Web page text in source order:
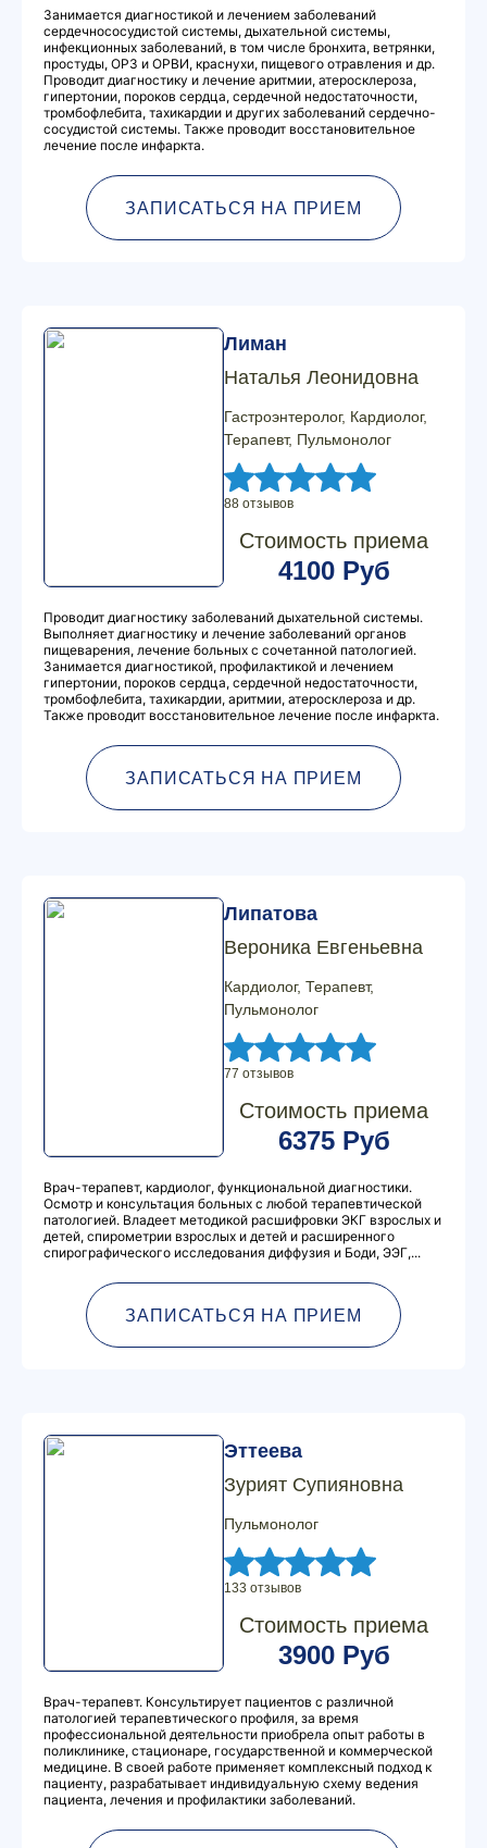
Занимается диагностикой и лечением заболеваний
сердечнососудистой системы, дыхательной системы,
инфекционных заболеваний, в том числе бронхита, ветрянки,
простуды, ОРЗ и ОРВИ, краснухи, пищевого отравления и др.
Проводит диагностику и лечение аритмии, атеросклероза,
гипертонии, пороков сердца, сердечной недостаточности,
тромбофлебита, тахикардии и других заболеваний сердечно-
сосудистой системы. Также проводит восстановительное
лечение после инфаркта.
ЗАПИСАТЬСЯ НА ПРИЕМ
Лиман
Наталья Леонидовна
Гастроэнтеролог, Кардиолог,
Терапевт, Пульмонолог
88 отзывов
Стоимость приема
4100 Руб
Проводит диагностику заболеваний дыхательной системы.
Выполняет диагностику и лечение заболеваний органов
пищеварения, лечение больных с сочетанной патологией.
Занимается диагностикой, профилактикой и лечением
гипертонии, пороков сердца, сердечной недостаточности,
тромбофлебита, тахикардии, аритмии, атеросклероза и др.
Также проводит восстановительное лечение после инфаркта.
ЗАПИСАТЬСЯ НА ПРИЕМ
Липатова
Вероника Евгеньевна
Кардиолог, Терапевт,
Пульмонолог
77 отзывов
Стоимость приема
6375 Руб
Врач-терапевт, кардиолог, функциональной диагностики.
Осмотр и консультация больных с любой терапевтической
патологией. Владеет методикой расшифровки ЭКГ взрослых и
детей, спирометрии взрослых и детей и расширенного
спирографического исследования диффузия и Боди, ЭЭГ,...
ЗАПИСАТЬСЯ НА ПРИЕМ
Эттеева
Зурият Супияновна
Пульмонолог
133 отзывов
Стоимость приема
3900 Руб
Врач-терапевт. Консультирует пациентов с различной
патологией терапевтического профиля, за время
профессиональной деятельности приобрела опыт работы в
поликлинике, стационаре, государственной и коммерческой
медицине. В своей работе применяет комплексный подход к
пациенту, разрабатывает индивидуальную схему ведения
пациента, лечения и профилактики заболеваний.